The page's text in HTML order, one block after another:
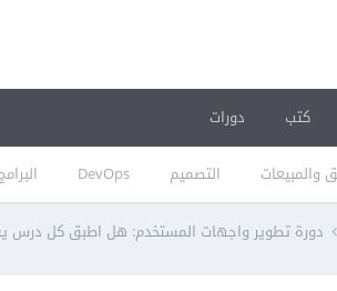
والمبيعات التصميم DevOps
كتب دورات
دورة تطوير واجهات المستخدم: هل اطبق كل درس